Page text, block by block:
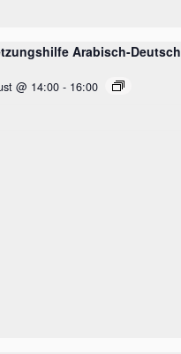
Arabisch-Deutsch
@ 14:00 - 16:00